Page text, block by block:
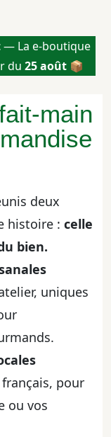
— La e-boutique
du 25 août 📦
main
deux
histoire : celle
bien.
uniques
pour
ou vos